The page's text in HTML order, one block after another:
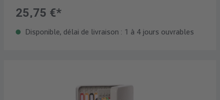
25,75 €*
Disponible, délai de livraison : 1 à 4 jours ouvrables